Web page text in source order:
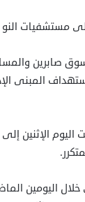
مستشفيات
المبنى
الإثنين
اليومين